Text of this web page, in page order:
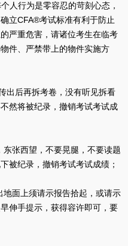
人行为是零容忍的苛刻心态，
立CFA®考试标准有利于防止
严重危害，请诸位考生在临考
件、严禁带上的物件实施方
后再拆考卷，没有听见拆看
然将被纪录，撤销考试考试成
张西望，不要晃腿，不要读题
被纪录，撤销考试考试成绩；
面上须请示报告拾起，或请示
伸手提示，获得容许即可，要